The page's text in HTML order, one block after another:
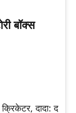
बॉक्स
दादा: द